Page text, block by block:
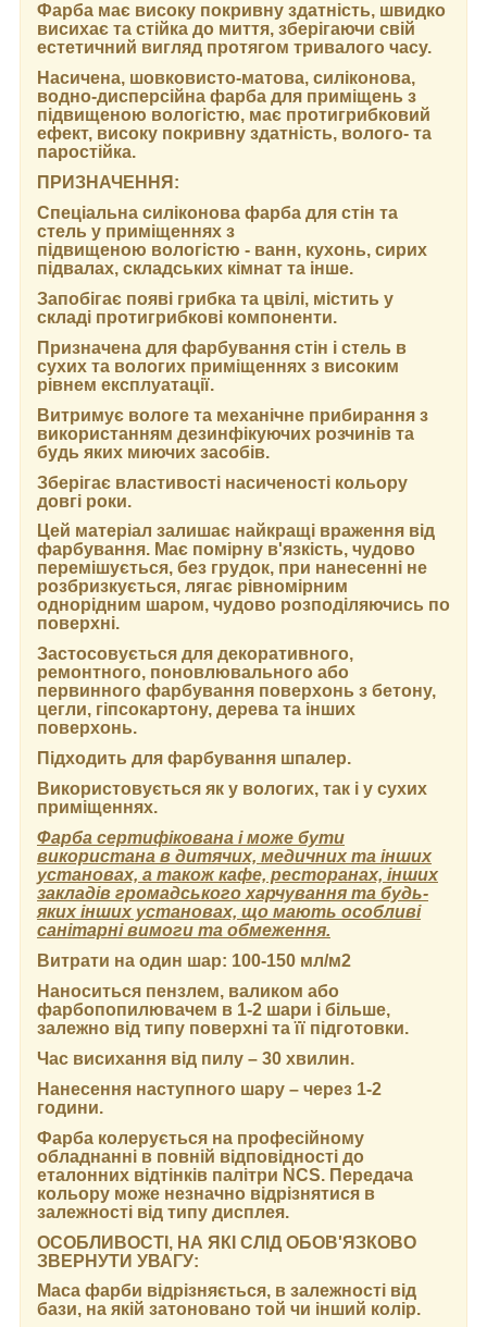
Фарба має високу покривну здатність, швидко
висихає та стійка до миття, зберігаючи свій
естетичний вигляд протягом тривалого часу.
Насичена, шовковисто-матова, силіконова,
водно-дисперсійна фарба для приміщень з
підвищеною вологістю, має протигрибковий
ефект, високу покривну здатність, волого- та
паростійка.
ПРИЗНАЧЕННЯ:
Спеціальна силіконова фарба для стін та
стель у приміщеннях з
підвищеною вологістю - ванн, кухонь, сирих
підвалах, складських кімнат та інше.
Запобігає появі грибка та цвілі, містить у
складі протигрибкові компоненти.
Призначена для фарбування стін і стель в
сухих та вологих приміщеннях з високим
рівнем експлуатації.
Витримує вологе та механічне прибирання з
використанням дезинфікуючих розчинів та
будь яких миючих засобів.
Зберігає властивості насиченості кольору
довгі роки.
Цей матеріал залишає найкращі враження від
фарбування. Має помірну в'язкість, чудово
перемішується, без грудок, при нанесенні не
розбризкується, лягає рівномірним
однорідним шаром, чудово розподіляючись по
поверхні.
Застосовується для декоративного,
ремонтного, поновлювального або
первинного фарбування поверхонь з бетону,
цегли, гіпсокартону, дерева та інших
поверхонь.
Підходить для фарбування шпалер.
Використовується як у вологих, так і у сухих
приміщеннях.
Фарба сертифікована і може бути
використана в дитячих, медичних та інших
установах, а також кафе, ресторанах, інших
закладів громадського харчування та будь-
яких інших установах, що мають особливі
санітарні вимоги та обмеження.
Витрати на один шар: 100-150 мл/м2
Наноситься пензлем, валиком або
фарбопопилювачем в 1-2 шари і більше,
залежно від типу поверхні та її підготовки.
Час висихання від пилу – 30 хвилин.
Нанесення наступного шару – через 1-2
години.
Фарба колерується на професійному
обладнанні в повній відповідності до
еталонних відтінків палітри NCS. Передача
кольору може незначно відрізнятися в
залежності від типу дисплея.
ОСОБЛИВОСТІ, НА ЯКІ СЛІД ОБОВ'ЯЗКОВО
ЗВЕРНУТИ УВАГУ:
Маса фарби відрізняється, в залежності від
бази, на якій затоновано той чи інший колір.